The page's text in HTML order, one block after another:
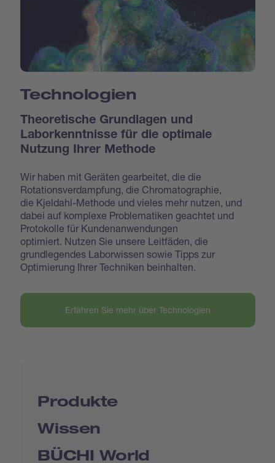
Technologien
Theoretische Grundlagen und
Laborkenntnisse für die optimale
Nutzung Ihrer Methode
Wir haben mit Geräten gearbeitet, die die
Rotationsverdampfung, die Chromatographie,
die Kjeldahl-Methode und vieles mehr nutzen, und
dabei auf komplexe Problematiken geachtet und
Protokolle für Kundenanwendungen
optimiert. Nutzen Sie unsere Leitfäden, die
grundlegendes Laborwissen sowie Tipps zur
Optimierung Ihrer Techniken beinhalten.
Erfahren Sie mehr über Technologien
Produkte
Wissen
BÜCHI World